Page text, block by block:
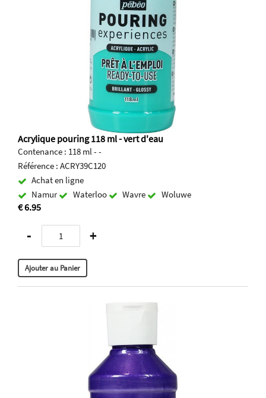
Acrylique pouring 118 ml - vert d'eau
Contenance : 118 ml - -
Référence : ACRY39C120
Achat en ligne
Namur
Waterloo Wavre Woluwe
€ 6.95
- +